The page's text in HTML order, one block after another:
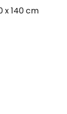
x 140 cm